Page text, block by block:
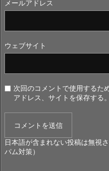
メールアドレス
ウェブサイト
次回のコメントで使用するた
アドレス、サイトを保存する。
日本語が含まれない投稿は無視
パム対策）